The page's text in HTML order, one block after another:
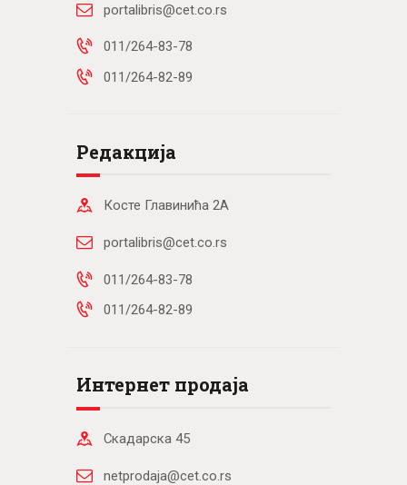
portalibris@cet.co.rs
011/264-83-78
011/264-82-89
Редакција
Косте Главинића 2А
portalibris@cet.co.rs
011/264-83-78
011/264-82-89
Интернет продаја
Скадарска 45
netprodaja@cet.co.rs